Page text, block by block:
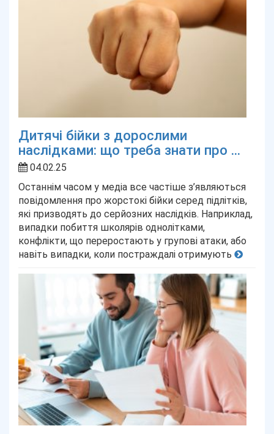
Дитячі бійки з дорослими
наслідками: що треба знати про ...
04.02.25
Останнім часом у медіа все частіше з’являються
повідомлення про жорстокі бійки серед підлітків,
які призводять до серйозних наслідків. Наприклад,
випадки побиття школярів однолітками,
конфлікти, що переростають у групові атаки, або
навіть випадки, коли постраждалі отримують